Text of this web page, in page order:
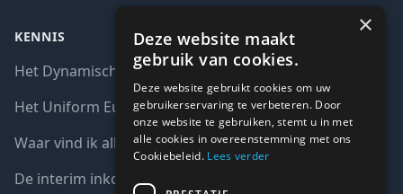
KENNIS
Het Dynamisch aankoopsysteem (DAS)
Het Uniform Europees Aanbestedingsdocument (UEA)
Waar vind ik alle interim opdrachten bij de overheid?
De interim inkoop markt in cijfers
×
Deze website maakt
gebruik van cookies.
Deze website gebruikt cookies om uw
gebruikerservaring te verbeteren. Door
onze website te gebruiken, stemt u in met
alle cookies in overeenstemming met ons
Cookiebeleid. Lees verder